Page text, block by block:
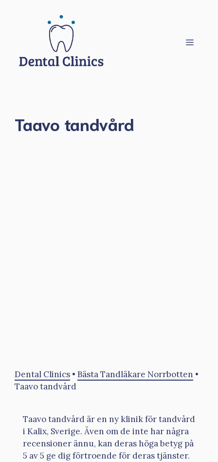
Meny
Taavo tandvård
Dental Clinics • Bästa Tandläkare Norrbotten •
Taavo tandvård
Taavo tandvård är en ny klinik för tandvård
i Kalix, Sverige. Även om de inte har några
recensioner ännu, kan deras höga betyg på
5 av 5 ge dig förtroende för deras tjänster.